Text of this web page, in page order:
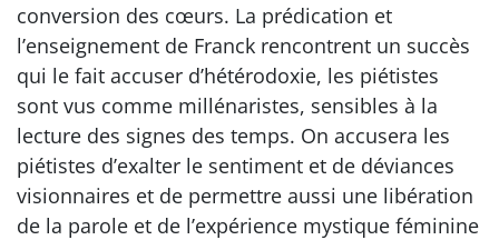
conversion des cœurs. La prédication et
l’enseignement de Franck rencontrent un succès
qui le fait accuser d’hétérodoxie, les piétistes
sont vus comme millénaristes, sensibles à la
lecture des signes des temps. On accusera les
piétistes d’exalter le sentiment et de déviances
visionnaires et de permettre aussi une libération
de la parole et de l’expérience mystique féminine